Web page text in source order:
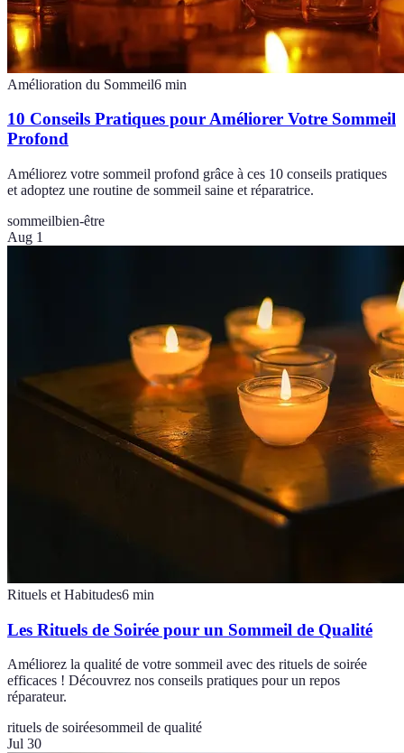
Amélioration du Sommeil6 min
10 Conseils Pratiques pour Améliorer Votre Sommeil
Profond
Améliorez votre sommeil profond grâce à ces 10 conseils pratiques
et adoptez une routine de sommeil saine et réparatrice.
sommeilbien-être
Aug 1
Rituels et Habitudes6 min
Les Rituels de Soirée pour un Sommeil de Qualité
Améliorez la qualité de votre sommeil avec des rituels de soirée
efficaces ! Découvrez nos conseils pratiques pour un repos
réparateur.
rituels de soiréesommeil de qualité
Jul 30